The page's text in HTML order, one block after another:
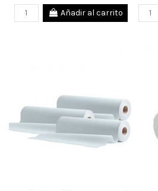
Añadir al carrito